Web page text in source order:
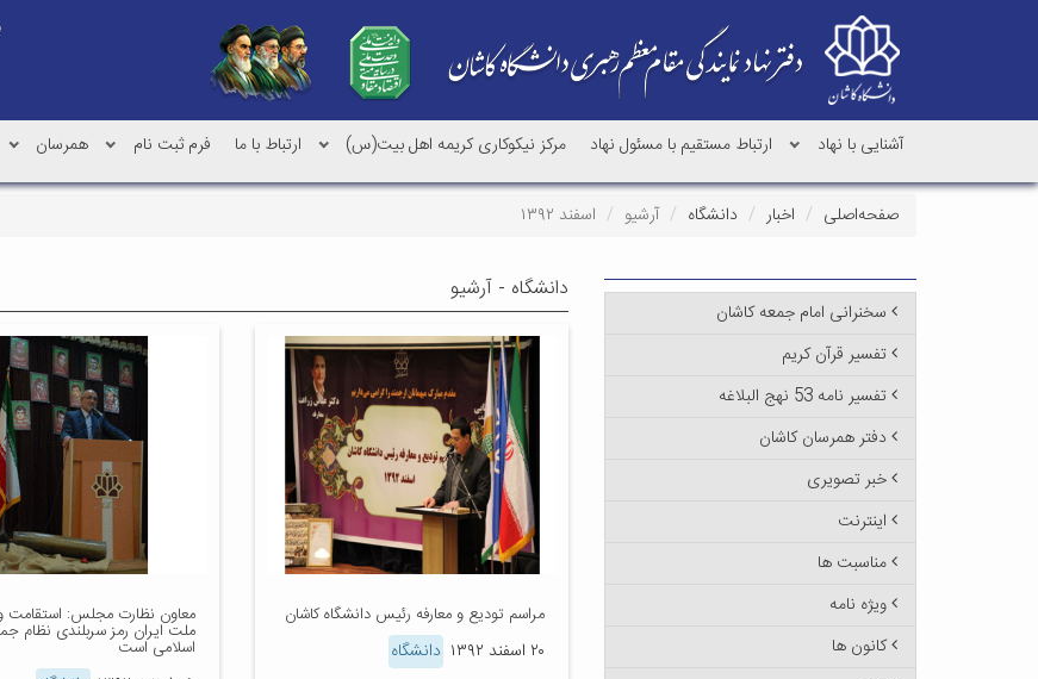
آشنایی با نهاد ارتباط مستقیم با مسئول نهاد مرکز نیکوکاری کریمه اهل بیت(س) ارتباط با ما فرم ثبت نام همرسان
صفحه‌اصلی اخبار دانشگاه آرشیو اسفند ۱۳۹۲
دانشگاه - آرشیو
مراسم تودیع و معارفه رئیس دانشگاه کاشان
۲۰ اسفند ۱۳۹۲ دانشگاه
معاون نظارت مجلس: استقامت و
ملت ایران رمز سربلندی نظام
اسلامی است
سخنرانی امام جمعه کاشان
تفسیر قرآن کریم
تفسیر نامه 53 نهج البلاغه
دفتر همرسان کاشان
خبر تصویری
اینترنت
مناسبت ها
ویژه نامه
کانون ها